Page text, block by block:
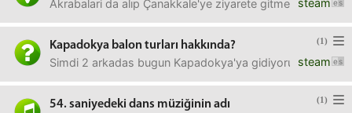
steam
Akrabalari da alıp Çanakkale'ye ziyarete gitmek
(1)
Kapadokya balon turları hakkında?
steam
Simdi 2 arkadas bugun Kapadokya'ya gidiyoruz. Yarın
(1)
54. saniyedeki dans müziğinin adı